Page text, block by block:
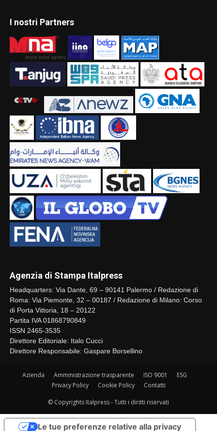
I nostri Partners
Agenzia di Stampa Italpress
Headquarters: Via Dante, 69 – 90141 Palermo / Redazione di
Roma: Via Piemonte, 32 – 00187 / Redazione di Milano: Corso
di Porta Vittoria, 18 – 20122
Partita IVA 01868790849
ISSN 2465-3535
Direttore Editoriale: Italo Cucci
Direttore Responsabile: Gaspare Borsellino
Azienda Amministrazione trasparente ISO 9001
ESG
Privacy Policy
Cookie Policy Contatti
© Copyrights Italpress - Tutti i diritti riservati
Le tue preferenze relative alla privacy